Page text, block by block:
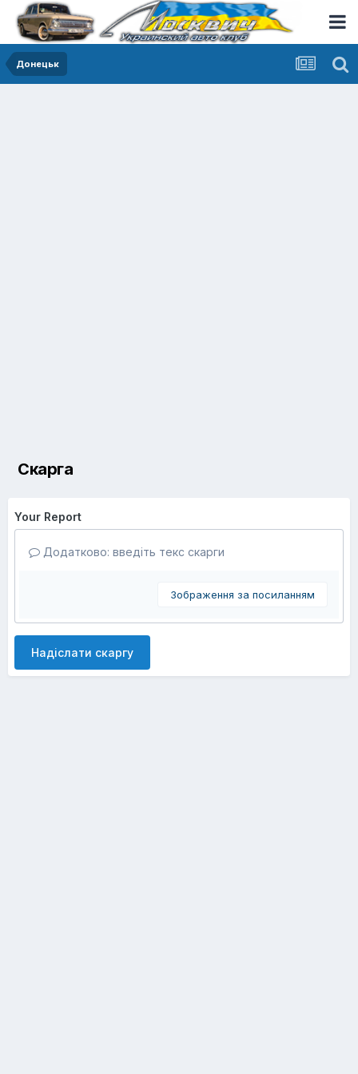
Донецьк
Скарга
Your Report
Додатково: введіть текс скарги
Зображення за посиланням
Надіслати скаргу